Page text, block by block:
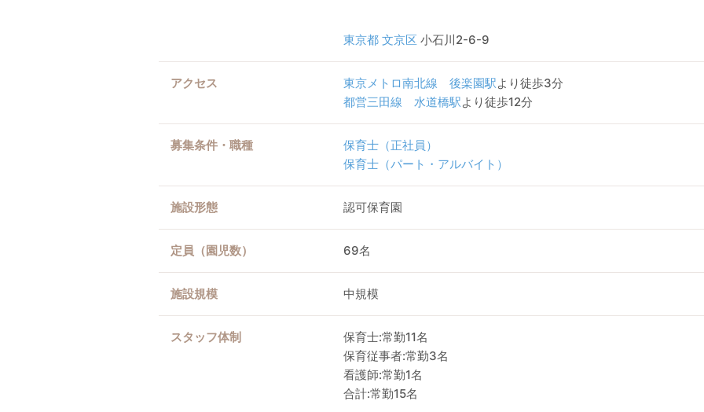
東京都 文京区 小石川2-6-9
アクセス 東京メトロ南北線 後楽園駅より徒歩3分
都営三田線
水道橋駅より徒歩12分
募集条件・職種
保育士（正社員）
保育士（パート・アルバイト）
施設形態 認可保育園
定員（園児数） 69名
施設規模 中規模
スタッフ体制
保育士:常勤11名
保育従事者:常勤3名
看護師:常勤1名
合計:常勤15名